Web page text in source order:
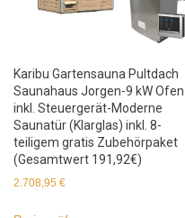
Karibu Gartensauna Pultdach
Saunahaus Jorgen-9 kW Ofen
inkl. Steuergerät-Moderne
Saunatür (Klarglas) inkl. 8-
teiligem gratis Zubehörpaket
(Gesamtwert 191,92€)
2.708,95 €